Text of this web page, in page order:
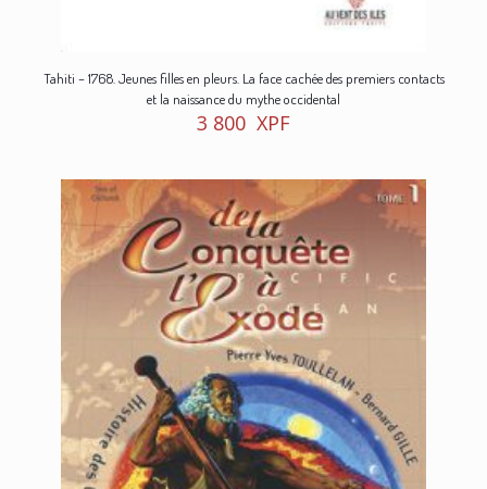
Tahiti – 1768. Jeunes filles en pleurs. La face cachée des premiers contacts
et la naissance du mythe occidental
3 800 XPF